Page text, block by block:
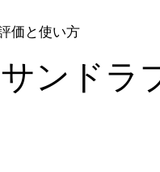
価と使い方
サンド